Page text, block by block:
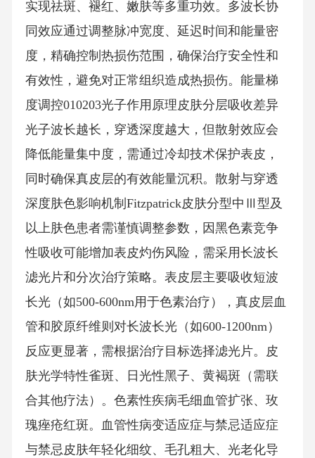
实现祛斑、褪红、嫩肤等多重功效。多波长协
同效应通过调整脉冲宽度、延迟时间和能量密
度，精确控制热损伤范围，确保治疗安全性和
有效性，避免对正常组织造成热损伤。能量梯
度调控010203光子作用原理皮肤分层吸收差异
光子波长越长，穿透深度越大，但散射效应会
降低能量集中度，需通过冷却技术保护表皮，
同时确保真皮层的有效能量沉积。散射与穿透
深度肤色影响机制Fitzpatrick皮肤分型中Ⅲ型及
以上肤色患者需谨慎调整参数，因黑色素竞争
性吸收可能增加表皮灼伤风险，需采用长波长
滤光片和分次治疗策略。表皮层主要吸收短波
长光（如500-600nm用于色素治疗），真皮层血
管和胶原纤维则对长波长光（如600-1200nm）
反应更显著，需根据治疗目标选择滤光片。皮
肤光学特性雀斑、日光性黑子、黄褐斑（需联
合其他疗法）。色素性疾病毛细血管扩张、玫
瑰痤疮红斑。血管性病变适应症与禁忌适应症
与禁忌皮肤年轻化细纹、毛孔粗大、光老化导